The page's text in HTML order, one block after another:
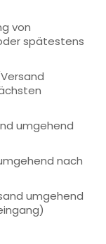
von
spätestens
umgehend
nach
umgehend